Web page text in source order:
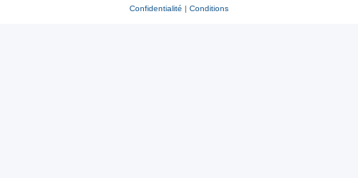
Confidentialité | Conditions